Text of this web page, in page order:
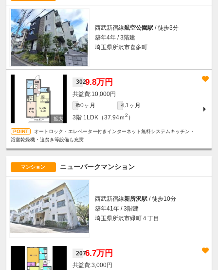
西武新宿線航空公園駅 / 徒歩3分
築年4年 / 3階建
埼玉県所沢市喜多町
3029.8万円
10,000円
敷0ヶ月 礼1ヶ月
3階 1LDK（37.94ｍ2 ）
オートロック・エレベーター付きインターネット無料システムキッチン・
浴室乾燥機・追焚き等設備も充実
マンション ニューパークマンション
西武新宿線新所沢駅 / 徒歩10分
築年41年 / 3階建
埼玉県所沢市緑町４丁目
2076.7万円
3,000円